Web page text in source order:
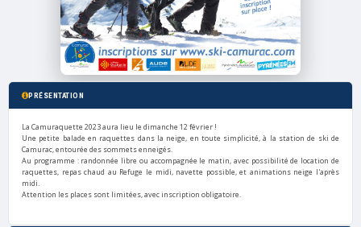
PRÉSENTATION
La Camuraquette 2023 aura lieu le dimanche 12 février !
Une petite balade en raquettes dans la neige, en toute simplicité, à la station de ski de
Camurac, entourée des sommets enneigés.
Au programme : randonnée libre ou accompagnée le matin, avec possibilité de location de
raquettes, repas chaud au Refuge le midi, navette possible, et animations neige l'après
midi.
Attention les places sont limitées, avec inscription obligatoire.